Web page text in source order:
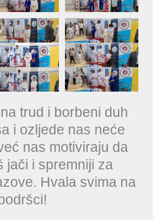
trud i borbeni duh
i ozljede nas neće
nas motiviraju da
jači i spremniji za
Hvala svima na